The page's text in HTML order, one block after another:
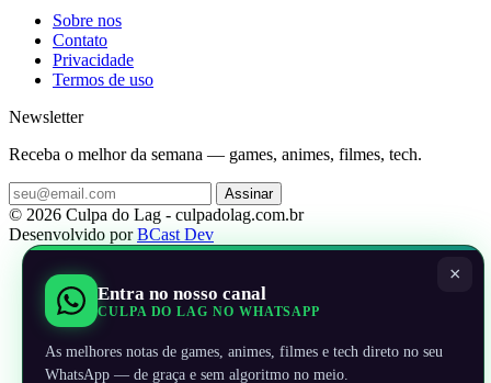
Sobre nos
Contato
Privacidade
Termos de uso
Newsletter
Receba o melhor da semana — games, animes, filmes, tech.
Assinar
© 2026 Culpa do Lag - culpadolag.com.br
Desenvolvido porBCast Dev
×
Entra no nosso canal
CULPA DO LAG NO WHATSAPP
As melhores notas de games, animes, filmes e tech direto no seu
WhatsApp — de graça e sem algoritmo no meio.